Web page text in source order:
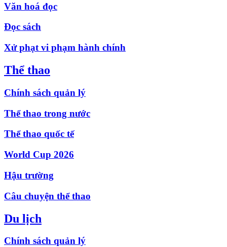
Văn hoá đọc
Đọc sách
Xử phạt vi phạm hành chính
Thể thao
Chính sách quản lý
Thể thao trong nước
Thể thao quốc tế
World Cup 2026
Hậu trường
Câu chuyện thể thao
Du lịch
Chính sách quản lý